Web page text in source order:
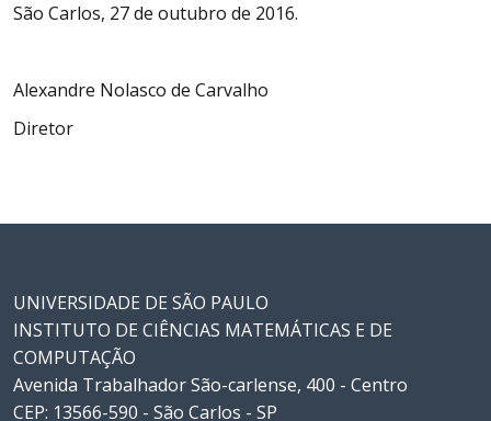
São Carlos, 27 de outubro de 2016.
Alexandre Nolasco de Carvalho
Diretor
UNIVERSIDADE DE SÃO PAULO
INSTITUTO DE CIÊNCIAS MATEMÁTICAS E DE
COMPUTAÇÃO
Avenida Trabalhador São-carlense, 400 - Centro
CEP: 13566-590 - São Carlos - SP